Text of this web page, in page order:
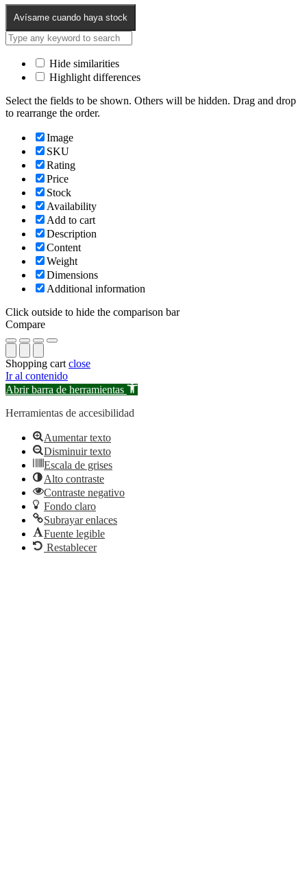
Avísame cuando haya stock
Hide similarities
Highlight differences
Select the fields to be shown. Others will be hidden. Drag and drop
to rearrange the order.
Image
SKU
Rating
Price
Stock
Availability
Add to cart
Description
Content
Weight
Dimensions
Additional information
Click outside to hide the comparison bar
Compare
Shopping cart close
Ir al contenido
Abrir barra de herramientas
Herramientas de accesibilidad
Aumentar texto
Disminuir texto
Escala de grises
Alto contraste
Contraste negativo
Fondo claro
Subrayar enlaces
Fuente legible
Restablecer